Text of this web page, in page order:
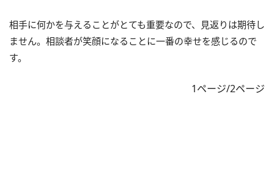
相手に何かを与えることがとても重要なので、見返りは期待し
ません。相談者が笑顔になることに一番の幸せを感じるので
す。
1ページ/2ページ